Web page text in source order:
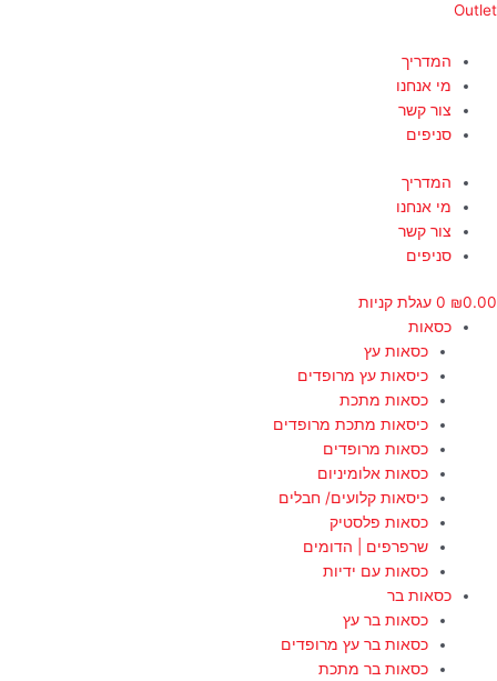
Outlet
המדריך
מי אנחנו
צור קשר
סניפים
המדריך
מי אנחנו
צור קשר
סניפים
₪0.00
0 עגלת קניות
כסאות
כסאות עץ
כיסאות עץ מרופדים
כסאות מתכת
כיסאות מתכת מרופדים
כסאות מרופדים
כסאות אלומיניום
כיסאות קלועים/ חבלים
כסאות פלסטיק
שרפרפים | הדומים
כסאות עם ידיות
כסאות בר
כסאות בר עץ
כסאות בר עץ מרופדים
כסאות בר מתכת